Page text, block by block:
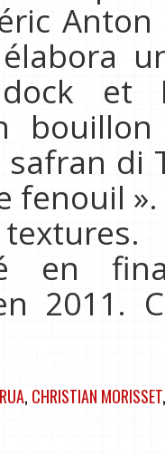
et
di
fenouil
en
2011.
, CHRISTIAN MORISSET